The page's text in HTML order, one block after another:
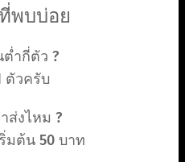
พบบ่อย
ำกี่ตัว ?
ตัวครับ
ส่งไหม ?
มต้น 50 บาท